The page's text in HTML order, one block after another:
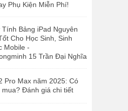
Phụ Kiện Miễn Phí!
Tính Bảng iPad Nguyên
Cho Học Sinh, Sinh
Mobile -
15 Trần Đại Nghĩa
Pro Max năm 2025: Có
mua? Đánh giá chi tiết